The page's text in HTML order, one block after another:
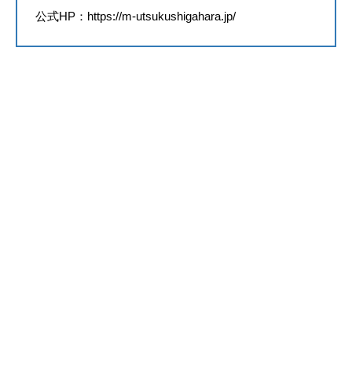
公式HP： https://m-utsukushigahara.jp/